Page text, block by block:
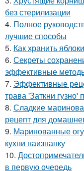
без стерилизации
4. Полное
лучшие способы
5. Как хранить
6. Секреты
эффективные
7. Эффективные
трава 'Заткни гузно'
8. Сладкие
рецепт для
9. Маринованные
кухни наизнанку
10.
в первую очередь